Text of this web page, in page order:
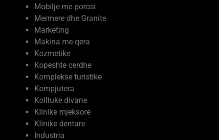
Mermere dhe Granite
Marketing
Makina me qera
Kozmetike
Kopeshte cerdhe
Komplekse turistike
Kompjutera
Kolltuke divane
Klinike mjeksore
Klinike dentare
Industria
Industri ushqimmore